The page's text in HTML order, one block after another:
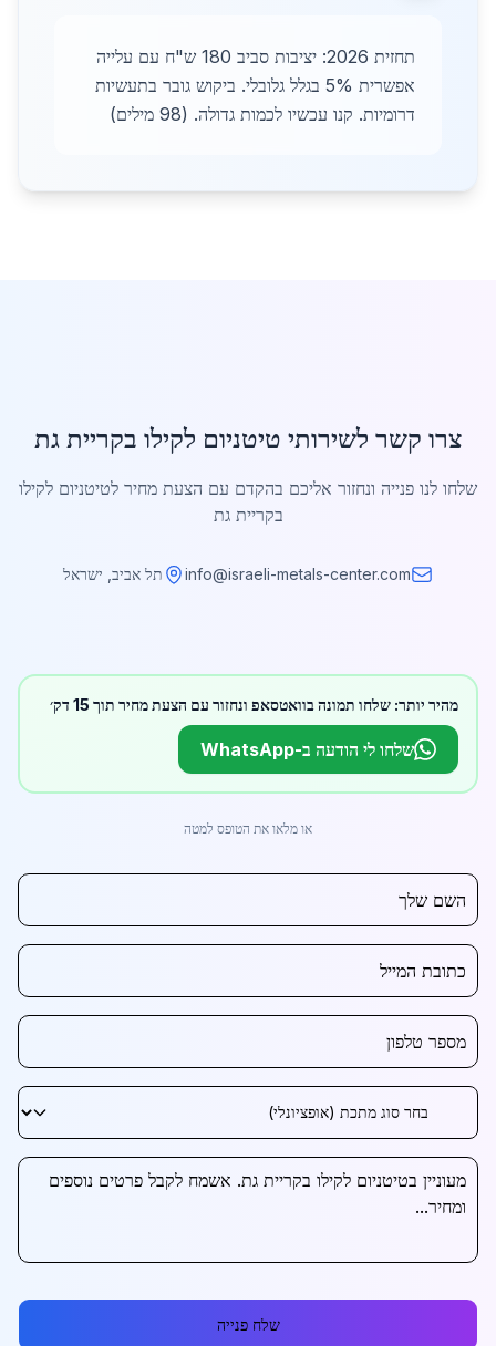
תחזית 2026: יציבות סביב 180 ש"ח עם עלייה
אפשרית 5% בגלל גלובלי. ביקוש גובר בתעשיות
דרומיות. קנו עכשיו לכמות גדולה. (98 מילים)
צרו קשר לשירותי טיטניום לקילו בקריית גת
שלחו לנו פנייה ונחזור אליכם בהקדם עם הצעת מחיר לטיטניום לקילו
בקריית גת
info@israeli-metals-center.com תל אביב, ישראל
מהיר יותר: שלחו תמונה בוואטסאפ ונחזור עם הצעת מחיר תוך 15 דק׳
שלחו לי הודעה ב-WhatsApp
או מלאו את הטופס למטה
שלח פנייה